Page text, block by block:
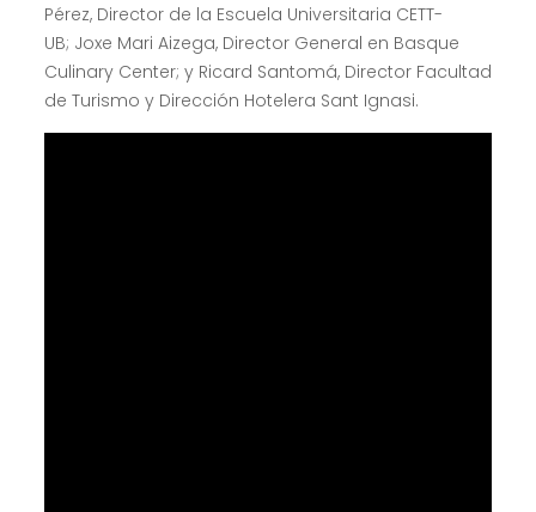
Pérez, Director de la Escuela Universitaria CETT-
UB; Joxe Mari Aizega, Director General en Basque
Culinary Center; y Ricard Santomá, Director Facultad
de Turismo y Dirección Hotelera Sant Ignasi.